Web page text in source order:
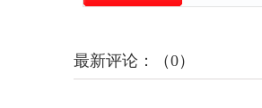
最新评论：（0）